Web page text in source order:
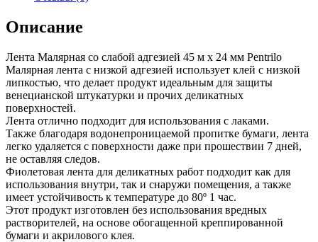
Описание
Лента Малярная со слабой адгезией 45 м x 24 мм Pentrilo
Малярная лента с низкой адгезией использует клей с низкой
липкостью, что делает продукт идеальным для защиты
венецианской штукатурки и прочих деликатных
поверхностей.
Лента отлично подходит для использования с лаками.
Также благодаря водонепроницаемой пропитке бумаги, лента
легко удаляется с поверхности даже при прошествии 7 дней,
не оставляя следов.
Фиолетовая лента для деликатных работ подходит как для
использования внутри, так и снаружи помещения, а также
имеет устойчивость к температуре до 80º 1 час.
Этот продукт изготовлен без использования вредных
растворителей, на основе обогащенной креппированной
бумаги и акрилового клея.